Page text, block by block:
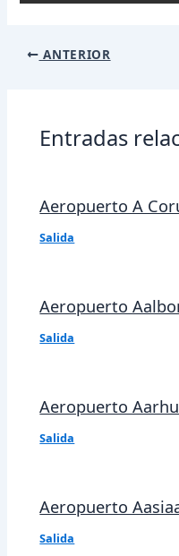
Navegación
ANTERIOR
Entradas
Aeropuerto A
Salida
Aeropuerto
Salida
Aeropuerto
Salida
Aeropuerto
Salida